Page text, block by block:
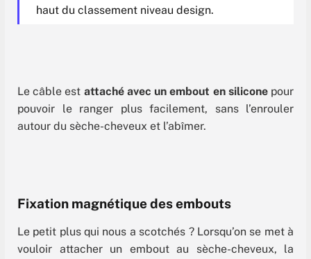
haut du classement niveau design.
Le câble est attaché avec un embout en siliconepour
pouvoir le ranger plus facilement, sans l’enrouler
autour du sèche-cheveux et l’abîmer.
Fixation magnétique des embouts
Le petit plus qui nous a scotchés ? Lorsqu’on se met à
vouloir attacher un embout au sèche-cheveux, la